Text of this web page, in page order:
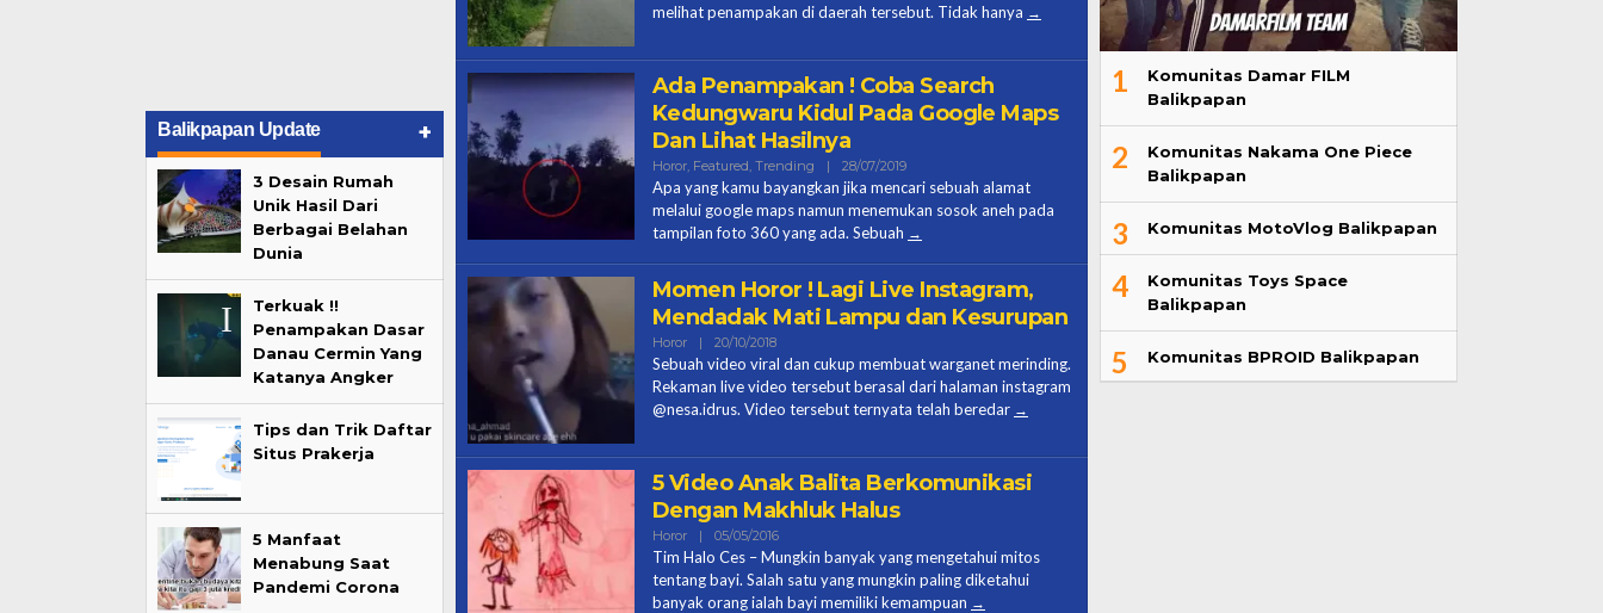
Balikpapan Update +
3 Desain Rumah
Unik Hasil Dari
Berbagai Belahan
Dunia
Terkuak !!
Penampakan Dasar
Danau Cermin Yang
Katanya Angker
Tips dan Trik Daftar
Situs Prakerja
5 Manfaat
Menabung Saat
Pandemi Corona
melihat penampakan di daerah tersebut. Tidak hanya
Ada Penampakan ! Coba Search
Kedungwaru Kidul Pada Google Maps
Dan Lihat Hasilnya
Horor, Featured, Trending | 28/07/2019Oleh
Halo
Ces
Apa yang kamu bayangkan jika mencari sebuah alamat
melalui google maps namun menemukan sosok aneh pada
tampilan foto 360 yang ada. Sebuah
Momen Horor ! Lagi Live Instagram,
Mendadak Mati Lampu dan Kesurupan
Horor | 20/10/2018Oleh
Halo
Ces
Sebuah video viral dan cukup membuat warganet merinding.
Rekaman live video tersebut berasal dari halaman instagram
@nesa.idrus. Video tersebut ternyata telah beredar
5 Video Anak Balita Berkomunikasi
Dengan Makhluk Halus
Horor | 05/05/2016Oleh
Halo
Ces
Tim Halo Ces – Mungkin banyak yang mengetahui mitos
tentang bayi. Salah satu yang mungkin paling diketahui
banyak orang ialah bayi memiliki kemampuan
1
Komunitas Damar FILM
Balikpapan
2
Komunitas Nakama One Piece
Balikpapan
3 Komunitas MotoVlog Balikpapan
4
Komunitas Toys Space
Balikpapan
5 Komunitas BPROID Balikpapan